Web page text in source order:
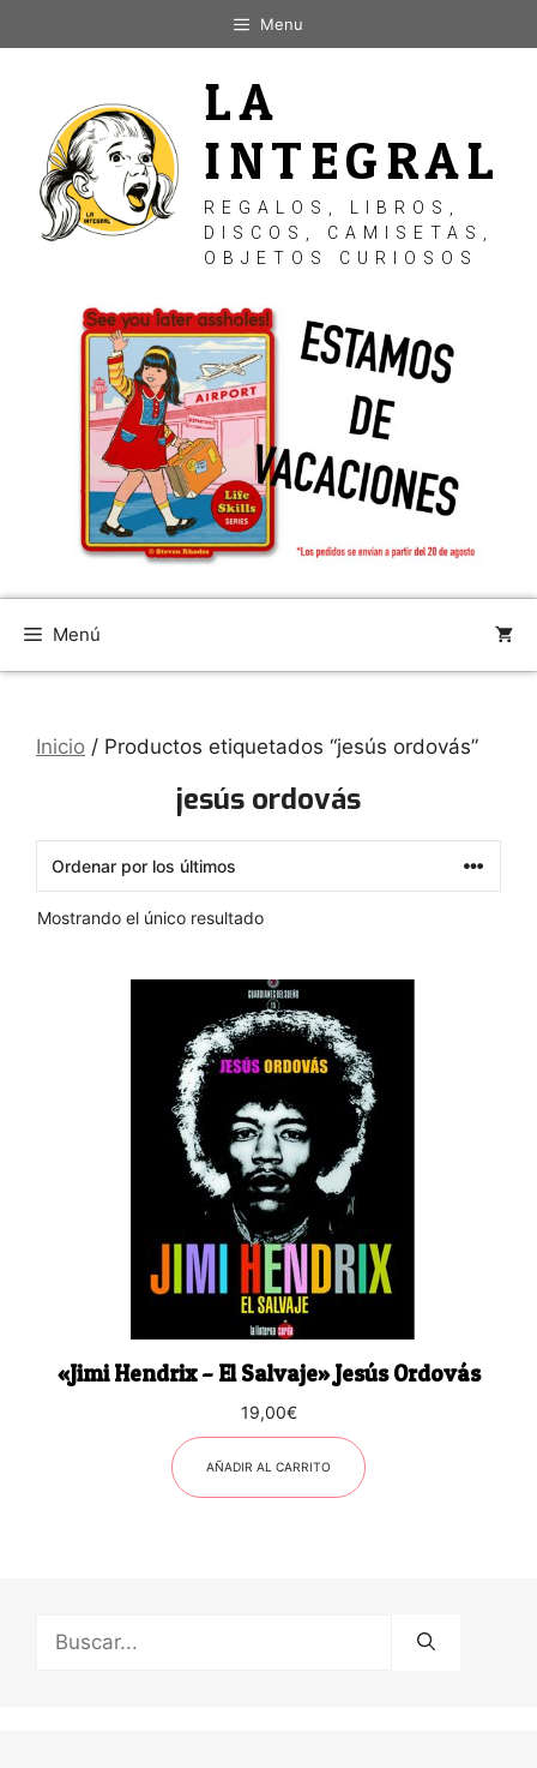
al
Menu
LA
INTEGRAL
REGALOS, LIBROS,
DISCOS, CAMISETAS,
OBJETOS CURIOSOS
Menú
Inicio / Productos etiquetados “jesús ordovás”
jesús ordovás
Mostrando el único resultado
«Jimi Hendrix – El Salvaje» Jesús Ordovás
19,00€
AÑADIR AL CARRITO